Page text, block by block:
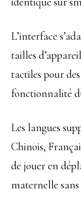
L’interface
tailles
tactiles pour
fonctionnalité
Les langues
Chinois,
de jouer en
maternelle